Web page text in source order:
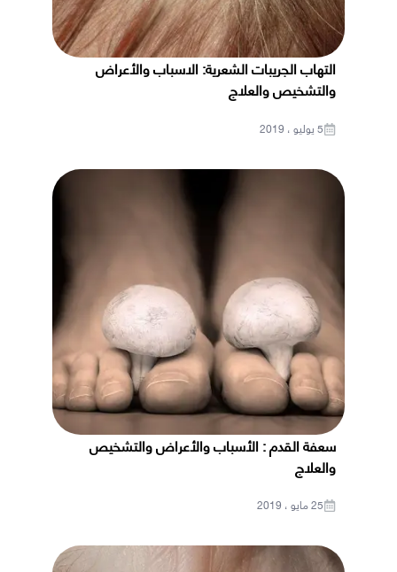
التهاب الجريبات الشعرية: الاسباب والأعراض
والتشخيص والعلاج
5 يوليو ، 2019
سعفة القدم : الأسباب والأعراض والتشخيص
والعلاج
25 مايو ، 2019